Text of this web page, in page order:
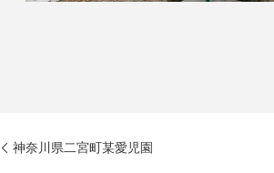
神奈川県二宮町某愛児園